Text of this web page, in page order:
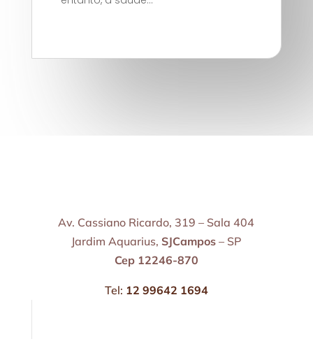
Av. Cassiano Ricardo, 319 – Sala 404
Jardim Aquarius, SJCampos – SP
Cep 12246-870
Tel: 12 99642 1694